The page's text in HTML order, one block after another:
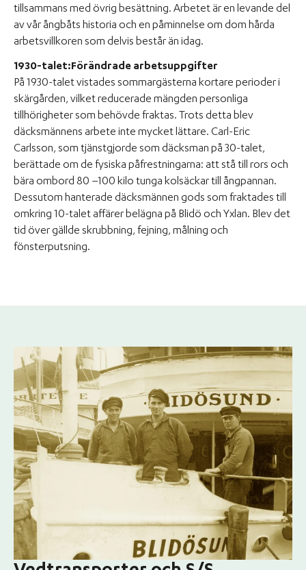
tillsammans med övrig besättning. Arbetet är en levande del
av vår ångbåts historia och en påminnelse om dom hårda
arbetsvillkoren som delvis består än idag.
1930-talet:Förändrade arbetsuppgifter
På 1930-talet vistades sommargästerna kortare perioder i
skärgården, vilket reducerade mängden personliga
tillhörigheter som behövde fraktas. Trots detta blev
däcksmännens arbete inte mycket lättare. Carl-Eric
Carlsson, som tjänstgjorde som däcksman på 30-talet,
berättade om de fysiska påfrestningarna: att stå till rors och
bära ombord 80 –100 kilo tunga kolsäckar till ångpannan.
Dessutom hanterade däcksmännen gods som fraktades till
omkring 10-talet affärer belägna på Blidö och Yxlan. Blev det
tid över gällde skrubbning, fejning, målning och
fönsterputsning.